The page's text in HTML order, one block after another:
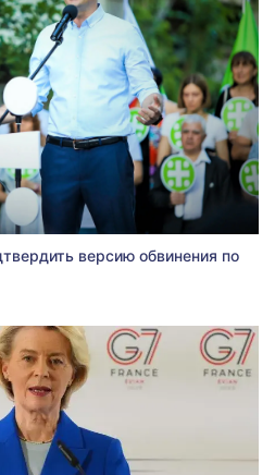
версию обвинения по